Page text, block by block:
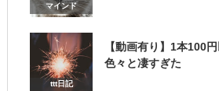
マインド
ttt日記
【動画有り】1本100
色々と凄すぎた